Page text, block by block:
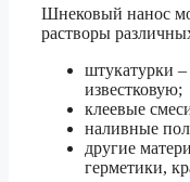
Шнековый нанос
растворы
штукатурки
известковую;
клеевые
наливные
другие
герметики,